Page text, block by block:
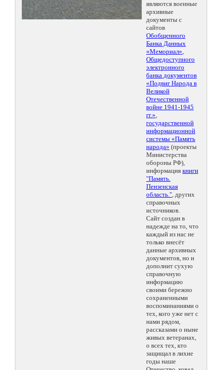
являются военные
архивные
документы с
сайтов
Обобщенного
Банка Данных
«Мемориал»,
Общедоступного
электронного
банка документов
«Подвиг Народа в
Великой
Отечественной
войне 1941-1945
гг.»,
государственной
информационной
системы «Память
народа» (проекты
Министерства
обороны РФ),
информация книги
"Память.
Пензенская
область.", других
справочных
источников.
Сайт создан в
надежде на то, что
каждый из нас не
только внесёт
данные архивных
документов, но и
дополнит сухую
справочную
информацию
своими бережно
сохраненными
воспоминаниями о
тех, кого уже нет с
нами рядом,
рассказами о ныне
живых ветеранах,
о всех тех, кто
защищал в лихие
годы наше